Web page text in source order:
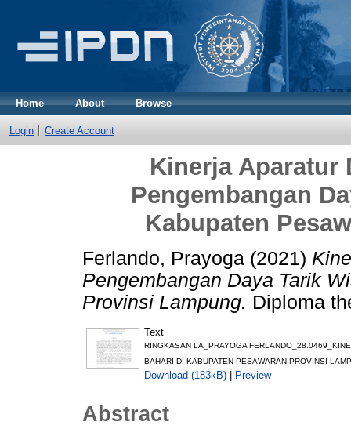
Home About Browse
Login Create Account
Kinerja Aparatur
Pengembangan
Kabupaten
Ferlando, Prayoga (2021)
Pengembangan Daya Tarik
Provinsi Lampung. Diploma
Text
RINGKASAN LA_PRAYOGA
BAHARI DI KABUPATEN PESAWARAN PROVINSI
Download (183kB) | Preview
Abstract